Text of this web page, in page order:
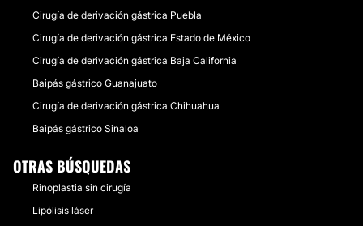
Cirugía de derivación gástrica Puebla
Cirugía de derivación gástrica Estado de México
Cirugía de derivación gástrica Baja California
Baipás gástrico Guanajuato
Cirugía de derivación gástrica Chihuahua
Baipás gástrico Sinaloa
OTRAS BÚSQUEDAS
Rinoplastia sin cirugía
Lipólisis láser